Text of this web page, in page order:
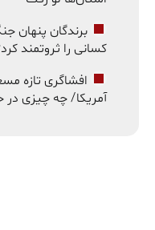
کسانی را ثروتمند
افشاگری تازه
آمریکا/ چه چیزی